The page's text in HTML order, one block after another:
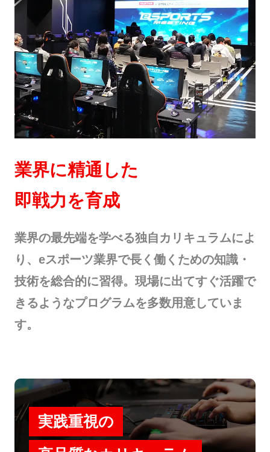
業界に精通した
即戦力を育成
業界の最先端を学べる独自カリキュラムによ
り、eスポーツ業界で長く働くための知識・
技術を総合的に習得。現場に出てすぐ活躍で
きるようなプログラムを多数用意していま
す。
実践重視の